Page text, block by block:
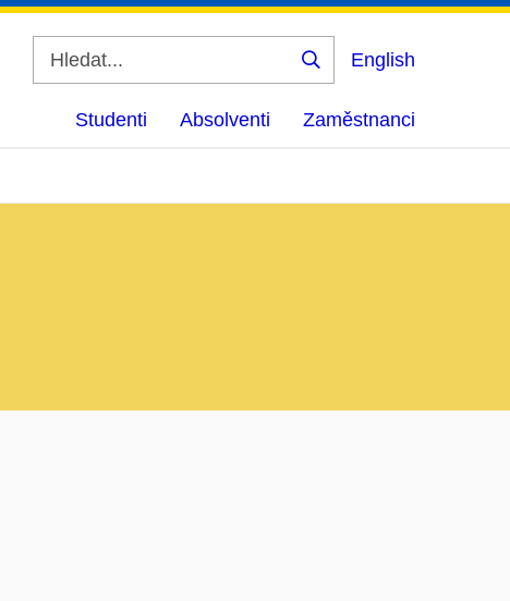
Vyhledat
English
Studenti Absolventi Zaměstnanci